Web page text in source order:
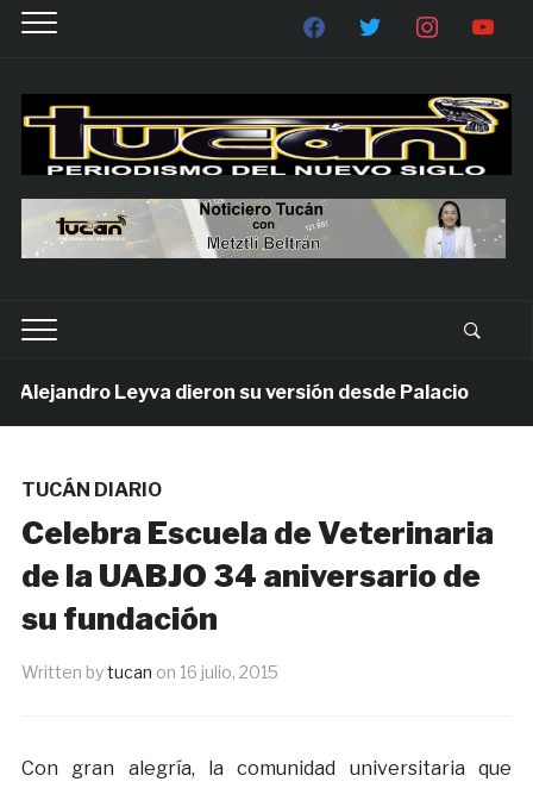
Leyva dieron su versión desde Palacio
TUCÁN DIARIO
Celebra Escuela de Veterinaria
de la UABJO 34 aniversario de
su fundación
Written bytucan on 16 julio, 2015
Con gran alegría, la comunidad universitaria que